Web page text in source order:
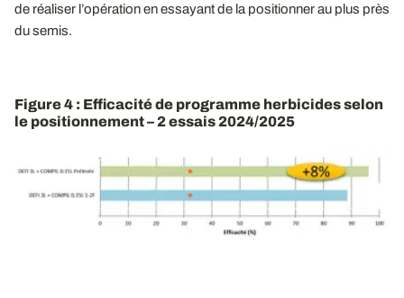
de réaliser l’opération en essayant de la positionner au plus près
du semis.
Figure 4 : Efficacité de programme herbicides selon
le positionnement – 2 essais 2024/2025